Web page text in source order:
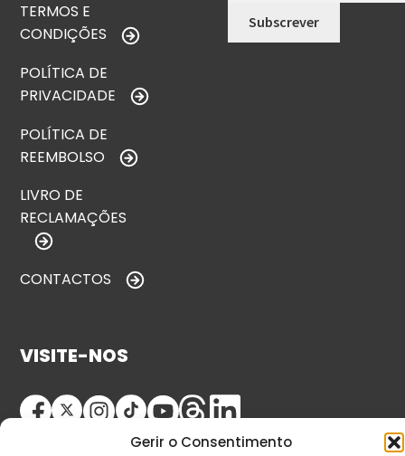
Gerir o Consentimento
TERMOS E
CONDIÇÕES
POLÍTICA DE
PRIVACIDADE
POLÍTICA DE
REEMBOLSO
LIVRO DE
RECLAMAÇÕES
CONTACTOS
VISITE-NOS